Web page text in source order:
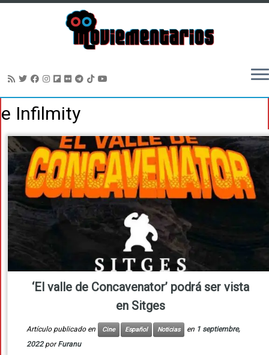
ale Infilmity
‘El valle de Concavenator’ podrá ser vista
en Sitges
Artículo publicado en Cine Español Noticias en 1 septiembre,
2022 porFuranu